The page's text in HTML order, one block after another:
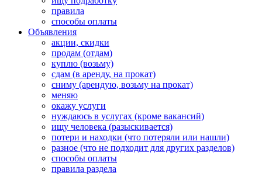
правила
способы оплаты
Объявления
акции, скидки
продам (отдам)
куплю (возьму)
сдам (в аренду, на прокат)
сниму (арендую, возьму на прокат)
меняю
окажу услуги
нуждаюсь в услугах (кроме вакансий)
ищу человека (разыскивается)
потери и находки (что потеряли или нашли)
разное (что не подходит для других разделов)
способы оплаты
правила раздела